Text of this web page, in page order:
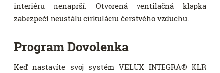
interiéru nenaprší. Otvorená ventilačná klapka
zabezpečí neustálu cirkuláciu čerstvého vzduchu.
Program Dovolenka
Keď nastavíte svoj systém VELUX INTEGRA® KLR